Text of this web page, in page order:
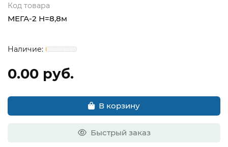
Код товара
МЕГА-2 Н=8,8м
0.00 руб.
В корзину
Быстрый заказ